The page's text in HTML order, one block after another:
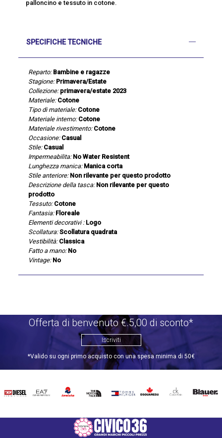
palloncino e tessuto in cotone.
SPECIFICHE TECNICHE
Reparto: Bambine e ragazze
Stagione: Primavera/Estate
Collezione: primavera/estate 2023
Materiale: Cotone
Tipo di materiale: Cotone
Materiale interno: Cotone
Materiale rivestimento: Cotone
Occasione: Casual
Stile: Casual
Impermeabilita: No Water Resistent
Lunghezza manica: Manica corta
Stile anteriore: Non rilevante per questo prodotto
Descrizione della tasca: Non rilevante per questo
prodotto
Tessuto: Cotone
Fantasia: Floreale
Elementi decorativi : Logo
Scollatura: Scollatura quadrata
Vestibilità: Classica
Fatto a mano: No
Vintage: No
Offerta di benvenuto €.5,00 di sconto*
Iscriviti
*Valido su ogni primo acquisto con una spesa minima di 50€
DIESEL EA7 INVICTATHE
TOMMY
DSQUARED2
CALVIN BLAUER